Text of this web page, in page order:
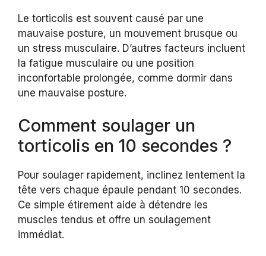
Le torticolis est souvent causé par une
mauvaise posture, un mouvement brusque ou
un stress musculaire. D’autres facteurs incluent
la fatigue musculaire ou une position
inconfortable prolongée, comme dormir dans
une mauvaise posture.
Comment soulager un
torticolis en 10 secondes ?
Pour soulager rapidement, inclinez lentement la
tête vers chaque épaule pendant 10 secondes.
Ce simple étirement aide à détendre les
muscles tendus et offre un soulagement
immédiat.